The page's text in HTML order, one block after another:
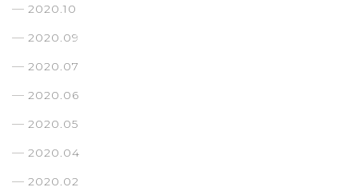
2020.10
2020.09
2020.07
2020.06
2020.05
2020.04
2020.02